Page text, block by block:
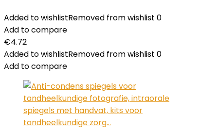
Added to wishlistRemoved from wishlist 0
Add to compare
€4.72
Added to wishlistRemoved from wishlist 0
Add to compare